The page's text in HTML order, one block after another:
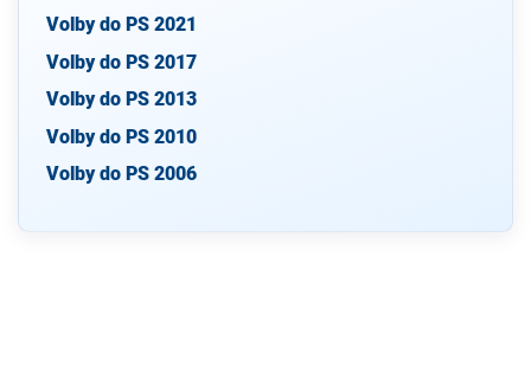
Volby do PS 2021
Volby do PS 2017
Volby do PS 2013
Volby do PS 2010
Volby do PS 2006